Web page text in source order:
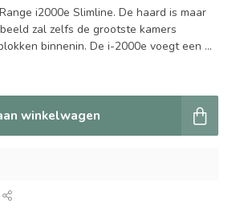
i2000e Slimline. De haard is maar
zal zelfs de grootste kamers
binnenin. De i-2000e voegt een ...
winkelwagen